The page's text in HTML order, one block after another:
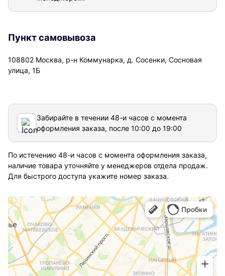
Пункт самовывоза
108802 Москва, р-н Коммунарка, д. Сосенки, Сосновая
улица, 1Б
Забирайте в течении 48-и часов с момента
оформления заказа, после 10:00 до 19:00
По истечению 48-и часов с момента оформления заказа,
наличие товара уточняйте у менеджеров отдела продаж.
Для быстрого доступа укажите номер заказа.